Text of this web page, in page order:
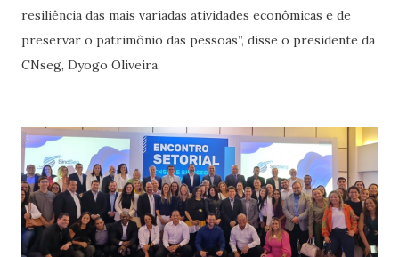
resiliência das mais variadas atividades econômicas e de
preservar o patrimônio das pessoas”, disse o presidente da
CNseg, Dyogo Oliveira.